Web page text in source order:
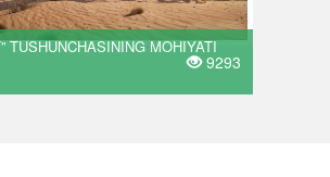
TUSHUNCHASINING MOHIYATI
9293